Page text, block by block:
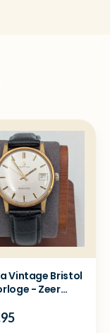
Vintage Bristol
- Zeer